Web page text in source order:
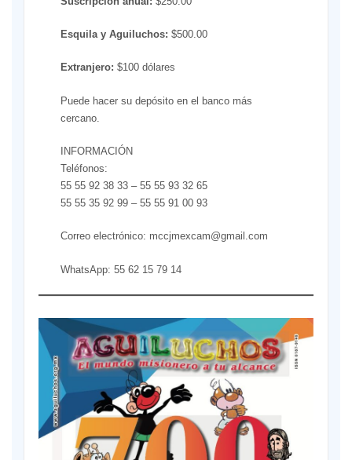
Esquila y Aguiluchos: $500.00
Extranjero: $100 dólares
Puede hacer su depósito en el banco más
cercano.
INFORMACIÓN
Teléfonos:
55 55 92 38 33 – 55 55 93 32 65
55 55 35 92 99 – 55 55 91 00 93
Correo electrónico: mccjmexcam@gmail.com
WhatsApp: 55 62 15 79 14